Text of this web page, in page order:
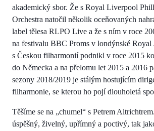
akademický sbor. Že s Royal Liverpool
Orchestra natočil několik oceňovaných
label tělesa RLPO Live a že s ním v roce
na festivalu BBC Proms v londýnské
s Českou filharmonií podnikl v roce 2015
do Německa a na přelomu let 2015 a 2016
sezony 2018/2019 je stálým hostujícím
filharmonie, se kterou ho pojí dlouholetá
Těšíme se na „chumel“ s Petrem
úspěšný, živelný, upřímný a poctivý, tak